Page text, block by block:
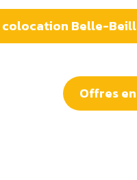
colocation Belle-
Offres